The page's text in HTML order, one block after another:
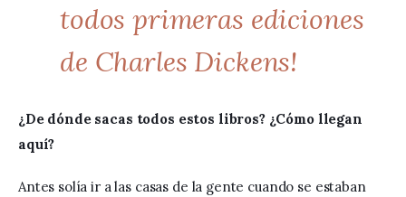
todos primeras ediciones
de Charles Dickens!
¿De dónde sacas todos estos libros? ¿Cómo llegan
aquí?
Antes solía ir a las casas de la gente cuando se estaban